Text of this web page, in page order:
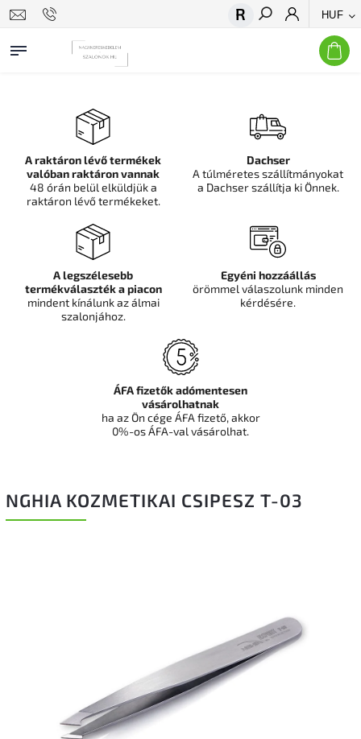
HUF
Keresés
NGHIA KOZMETIKAI CSIPESZ T-03
A raktáron lévő termékek
valóban raktáron vannak
48 órán belül elküldjük a
raktáron lévő termékeket.
Dachser
A túlméretes szállítmányokat
a Dachser szállítja ki Önnek.
A legszélesebb
termékválaszték a piacon
mindent kínálunk az álmai
szalonjához.
Egyéni hozzáállás
örömmel válaszolunk minden
kérdésére.
ÁFA fizetők adómentesen
vásárolhatnak
ha az Ön cége ÁFA fizető, akkor
0%-os ÁFA-val vásárolhat.